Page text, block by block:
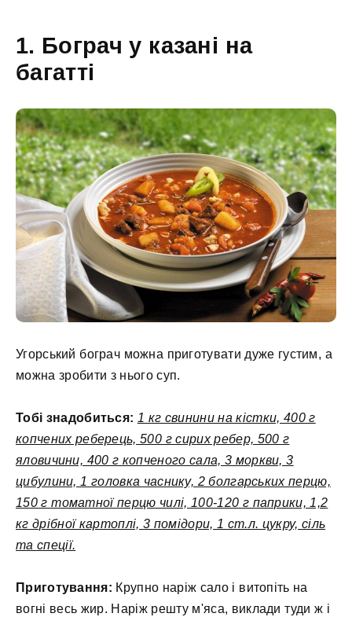
1. Бограч у казані на
багатті
Угорський бограч можна приготувати дуже густим, а
можна зробити з нього суп.
Тобі знадобиться: 1 кг свинини на кістки, 400 г
копчених реберець, 500 г сирих ребер, 500 г
яловичини, 400 г копченого сала, 3 моркви, 3
цибулини, 1 головка часнику, 2 болгарських перцю,
150 г томатної перцю чилі, 100-120 г паприки, 1,2
кг дрібної картоплі, 3 помідори, 1 ст.л. цукру, сіль
та спеції.
Приготування: Крупно наріж сало і витопіть на
вогні весь жир. Наріж решту м'яса, виклади туди ж і